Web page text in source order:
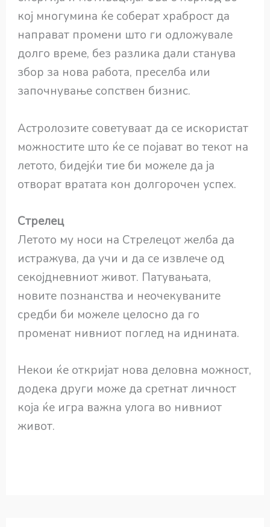
кој многумина ќе соберат храброст да
направат промени што ги одложувале
долго време, без разлика дали станува
збор за нова работа, преселба или
започнување сопствен бизнис.
Астролозите советуваат да се искористат
можностите што ќе се појават во текот на
летото, бидејќи тие би можеле да ја
отворат вратата кон долгорочен успех.
Стрелец
Летото му носи на Стрелецот желба да
истражува, да учи и да се извлече од
секојдневниот живот. Патувањата,
новите познанства и неочекуваните
средби би можеле целосно да го
променат нивниот поглед на иднината.
Некои ќе откријат нова деловна можност,
додека други може да сретнат личност
која ќе игра важна улога во нивниот
живот.